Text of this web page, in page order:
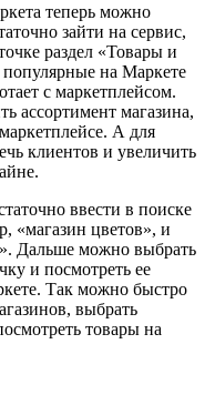
теперь можно
зайти на сервис,
раздел «Товары и
на Маркете
с маркетплейсом.
ассортимент магазина,
А для
клиентов и увеличить
ввести в поиске
«магазин цветов», и
Дальше можно выбрать
и посмотреть ее
Так можно быстро
выбрать
товары на